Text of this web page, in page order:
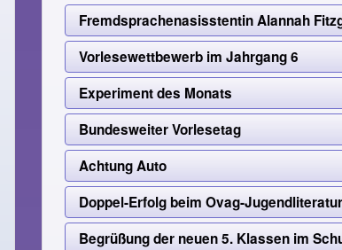
Fremdsprachenasisstentin Alannah
Vorlesewettbewerb im Jahrgang 6
Experiment des Monats
Bundesweiter Vorlesetag
Achtung Auto
Doppel-Erfolg beim Ovag-
Begrüßung der neuen 5. Klassen im